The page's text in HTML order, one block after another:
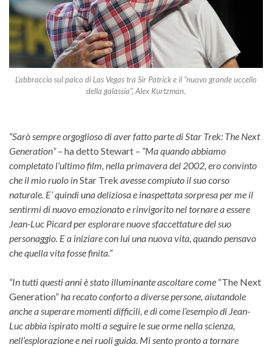
L’abbraccio sul palco di Las Vegas tra Sir Patrick e il “nuovo grande uccello
della galassia”, Alex Kurtzman.
“Sarò sempre orgoglioso di aver fatto parte di Star Trek: The Next
Generation” –ha detto Stewart – “Ma quando abbiamo
completato l’ultimo film, nella primavera del 2002, ero convinto
che il mio ruolo inStar Trek avesse compiuto il suo corso
naturale. E’ quindi una deliziosa e inaspettata sorpresa per me il
sentirmi di nuovo emozionato e rinvigorito nel tornare a essere
Jean-Luc Picard per esplorare nuove sfaccettature del suo
personaggio. E a iniziare con lui una nuova vita, quando pensavo
che quella vita fosse finita.”
“In tutti questi anni è stato illuminante ascoltare come “The Next
Generation”ha recato conforto a diverse persone, aiutandole
anche a superare momenti difficili, e di come l’esempio di Jean-
Luc abbia ispirato molti a seguire le sue orme nella scienza,
nell’esplorazione e nei ruoli guida. Mi sento pronto a tornare